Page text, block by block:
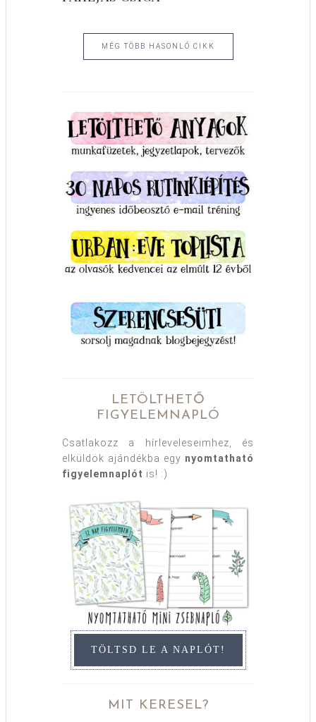
MÉG TÖBB HASONLÓ CIKK
LETÖLTHETŐ
FIGYELEMNAPLÓ
Csatlakozz a hírleveleseimhez, és
elküldök ajándékba egy nyomtatható
figyelemnaplót is! :)
TÖLTSD LE A NAPLÓT!
MIT KERESEL?